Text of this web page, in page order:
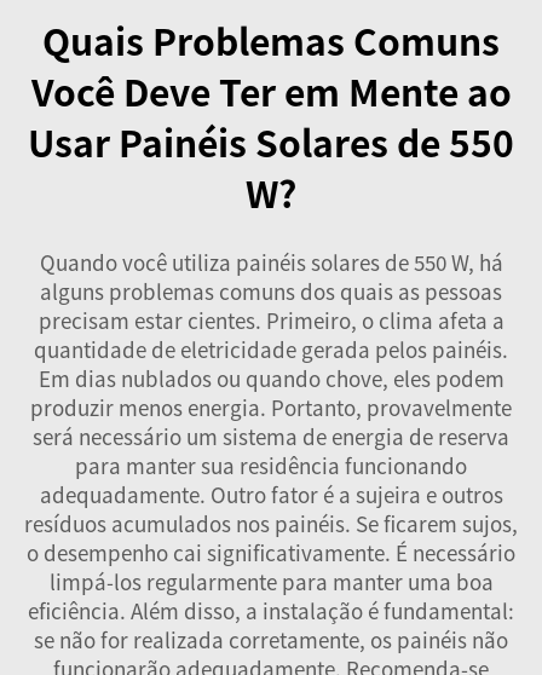
Quais Problemas Comuns
Você Deve Ter em Mente ao
Usar Painéis Solares de 550
W?
Quando você utiliza painéis solares de 550 W, há
alguns problemas comuns dos quais as pessoas
precisam estar cientes. Primeiro, o clima afeta a
quantidade de eletricidade gerada pelos painéis.
Em dias nublados ou quando chove, eles podem
produzir menos energia. Portanto, provavelmente
será necessário um sistema de energia de reserva
para manter sua residência funcionando
adequadamente. Outro fator é a sujeira e outros
resíduos acumulados nos painéis. Se ficarem sujos,
o desempenho cai significativamente. É necessário
limpá-los regularmente para manter uma boa
eficiência. Além disso, a instalação é fundamental:
se não for realizada corretamente, os painéis não
funcionarão adequadamente. Recomenda-se